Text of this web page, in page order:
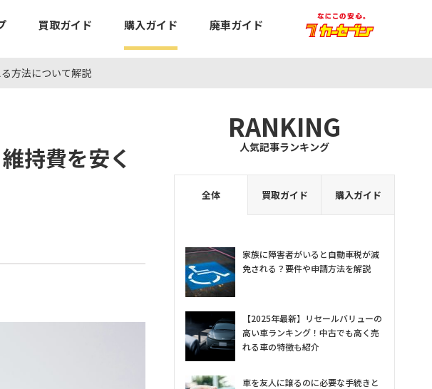
買取ガイド 購入ガイド 廃車ガイド
方法について解説
持費を安く
RANKING
人気記事ランキング
全体 買取ガイド 購入ガイド
家族に障害者がいると自動車税が減
免される？要件や申請方法を解説
【2025年最新】リセールバリューの
高い車ランキング！中古でも高く売
れる車の特徴も紹介
車を友人に譲るのに必要な手続きと